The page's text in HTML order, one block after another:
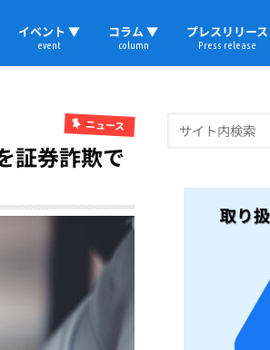
イベント ▼
event
コラム ▼
column
プレスリリース
Press release
ニュース
証券詐欺で